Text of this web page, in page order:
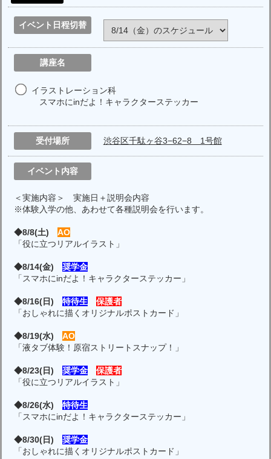
イベント日程切替
講座名
イラストレーション科
スマホにinだよ！キャラクターステッカー
受付場所 渋谷区千駄ヶ谷3−62−8 1号館
イベント内容
＜実施内容＞ 実施日＋説明会内容
※体験入学の他、あわせて各種説明会を行います。
◆8/8(土) AO
「役に立つリアルイラスト」
◆8/14(金) 奨学金
「スマホにinだよ！キャラクターステッカー」
◆8/16(日) 特待生
保護者
「おしゃれに描くオリジナルポストカード」
◆8/19(水)
AO
「液タブ体験！原宿ストリートスナップ！」
◆8/23(日) 奨学金
保護者
「役に立つリアルイラスト」
◆8/26(水) 特待生
「スマホにinだよ！キャラクターステッカー」
◆8/30(日) 奨学金
「おしゃれに描くオリジナルポストカード」